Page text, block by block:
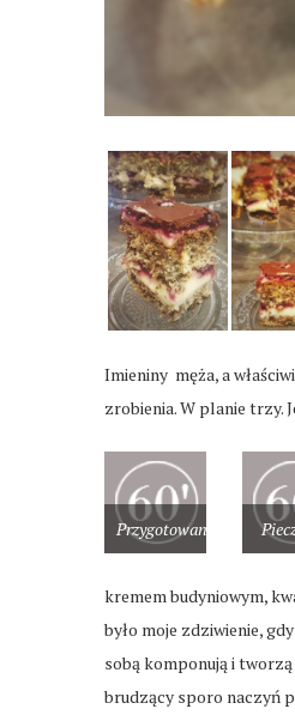
Imieniny męża, a
zrobienia. W planie trzy.
Przygotowanie
kremem budyniowym,
było moje zdziwienie,
sobą komponują i
brudzący sporo naczyń